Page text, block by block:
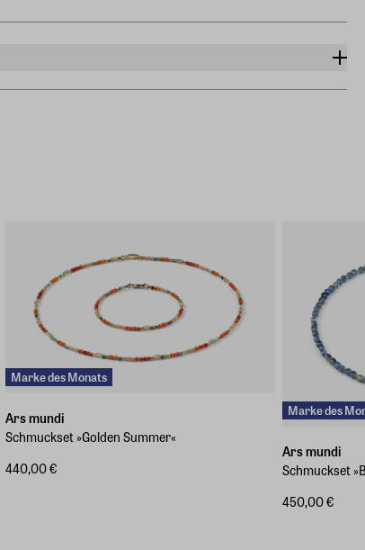
Marke des Monats
Ars mundi
Schmuckset »Golden Summer«
440,00 €
Marke des
Ars mundi
Schmuckset
450,00 €